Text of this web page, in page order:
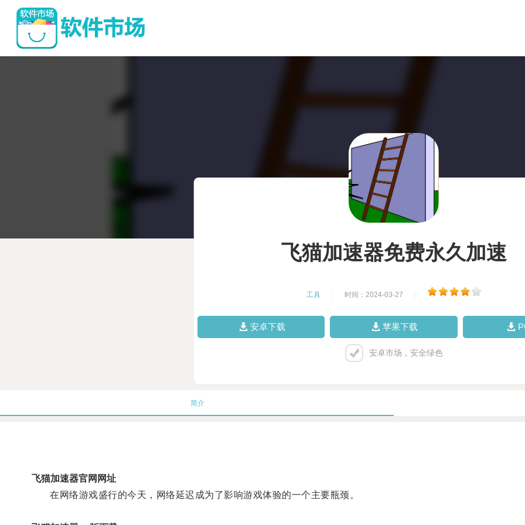
飞猫加速器免费永久加速
工具 时间：2024-03-27
安卓下载 苹果下载
安卓市场，安全绿色
简介
飞猫加速器官网网址
在网络游戏盛行的今天，网络延迟成为了影响游戏体验的一个主要瓶颈。